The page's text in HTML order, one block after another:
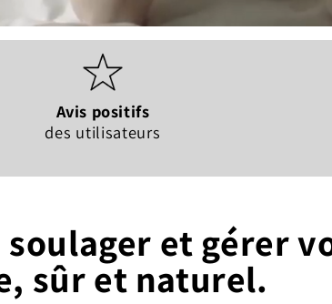
Avis positifs
des utilisateurs
et gérer
sûr et naturel.